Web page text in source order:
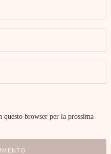
browser per la prossima